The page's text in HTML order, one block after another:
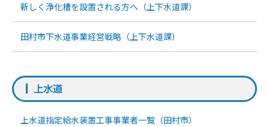
新しく浄化槽を設置される方へ（上下水道課）
田村市下水道事業経営戦略（上下水道課）
上水道
上水道指定給水装置工事事業者一覧（田村市）